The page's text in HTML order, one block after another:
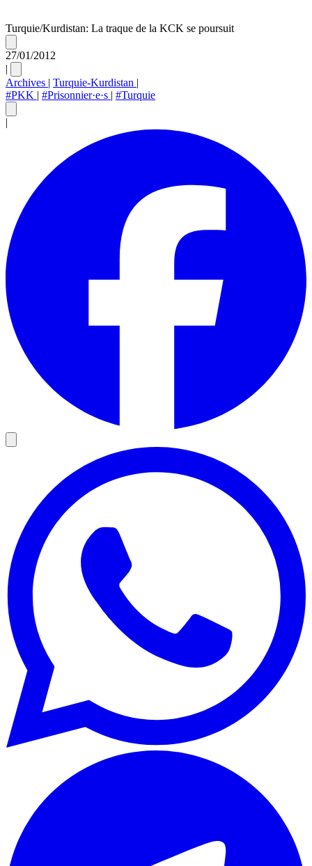
Turquie/Kurdistan: La traque de la KCK se poursuit
27/01/2012
|
Archives | Turquie-Kurdistan |
#PKK | #Prisonnier·e·s | #Turquie
|